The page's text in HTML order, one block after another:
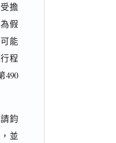
擔
假
能
程
490
鈞
並